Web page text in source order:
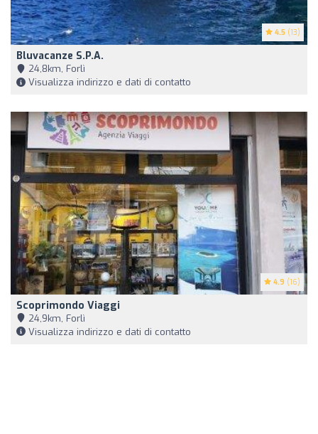
4.5 (13)
Bluvacanze S.p.a.
24,8km, Forlì
Visualizza indirizzo e dati di contatto
4.9 (16)
Scoprimondo Viaggi
24,9km, Forlì
Visualizza indirizzo e dati di contatto